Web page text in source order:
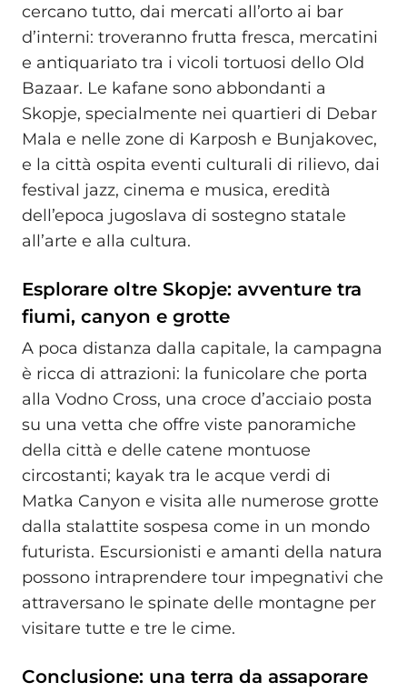
cercano tutto, dai mercati all’orto ai bar
d’interni: troveranno frutta fresca, mercatini
e antiquariato tra i vicoli tortuosi dello Old
Bazaar. Le kafane sono abbondanti a
Skopje, specialmente nei quartieri di Debar
Mala e nelle zone di Karposh e Bunjakovec,
e la città ospita eventi culturali di rilievo, dai
festival jazz, cinema e musica, eredità
dell’epoca jugoslava di sostegno statale
all’arte e alla cultura.
Esplorare oltre Skopje: avventure tra
fiumi, canyon e grotte
A poca distanza dalla capitale, la campagna
è ricca di attrazioni: la funicolare che porta
alla Vodno Cross, una croce d’acciaio posta
su una vetta che offre viste panoramiche
della città e delle catene montuose
circostanti; kayak tra le acque verdi di
Matka Canyon e visita alle numerose grotte
dalla stalattite sospesa come in un mondo
futurista. Escursionisti e amanti della natura
possono intraprendere tour impegnativi che
attraversano le spinate delle montagne per
visitare tutte e tre le cime.
Conclusione: una terra da assaporare